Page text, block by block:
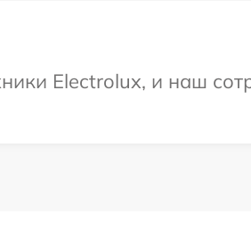
Electrolux, и наш